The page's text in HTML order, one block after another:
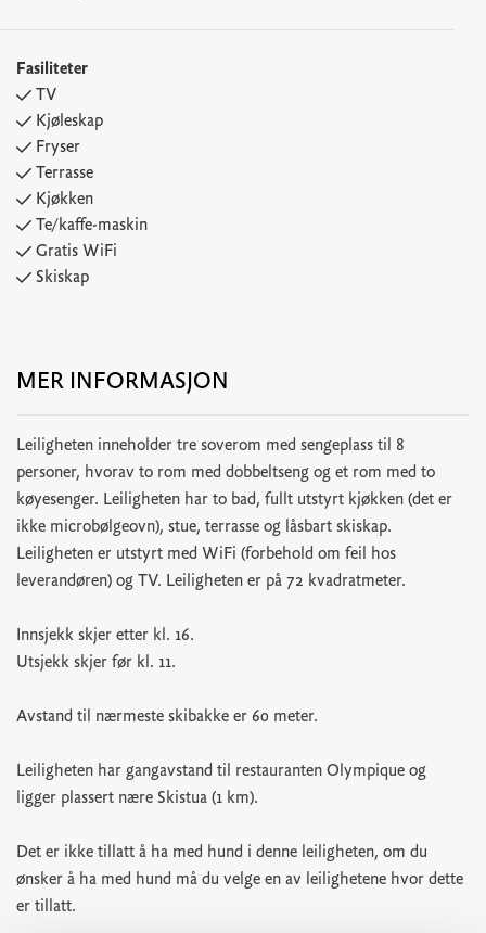
Fasiliteter
TV
Kjøleskap
Fryser
Terrasse
Kjøkken
Te/kaffe-maskin
Gratis WiFi
Skiskap
MER INFORMASJON
Leiligheten inneholder tre soverom med sengeplass til 8
personer, hvorav to rom med dobbeltseng og et rom med to
køyesenger. Leiligheten har to bad, fullt utstyrt kjøkken (det er
ikke microbølgeovn), stue, terrasse og låsbart skiskap.
Leiligheten er utstyrt med WiFi (forbehold om feil hos
leverandøren) og TV. Leiligheten er på 72 kvadratmeter.
Innsjekk skjer etter kl. 16.
Utsjekk skjer før kl. 11.
Avstand til nærmeste skibakke er 60 meter.
Leiligheten har gangavstand til restauranten Olympique og
ligger plassert nære Skistua (1 km).
Det er ikke tillatt å ha med hund i denne leiligheten, om du
ønsker å ha med hund må du velge en av leilighetene hvor dette
er tillatt.